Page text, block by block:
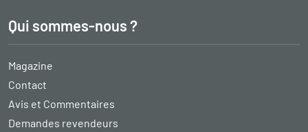
Qui sommes-nous ?
Magazine
Contact
Avis et Commentaires
Demandes revendeurs